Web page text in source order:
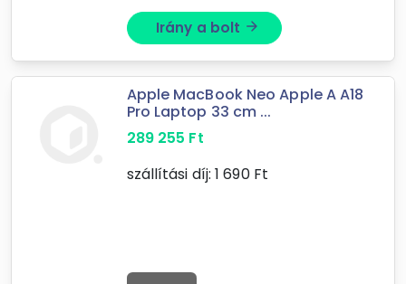
Irány a bolt arrow_forward
Apple MacBook Neo Apple A A18
Pro Laptop 33 cm ...
289 255 Ft
szállítási díj: 1 690Ft